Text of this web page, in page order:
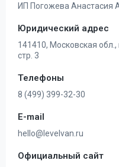
ИП Погожева Анастасия
Юридический адрес
141410, Московская
стр. 3
Телефоны
8 (499) 399-32-30
E-mail
hello@levelvan.ru
Официальный сайт